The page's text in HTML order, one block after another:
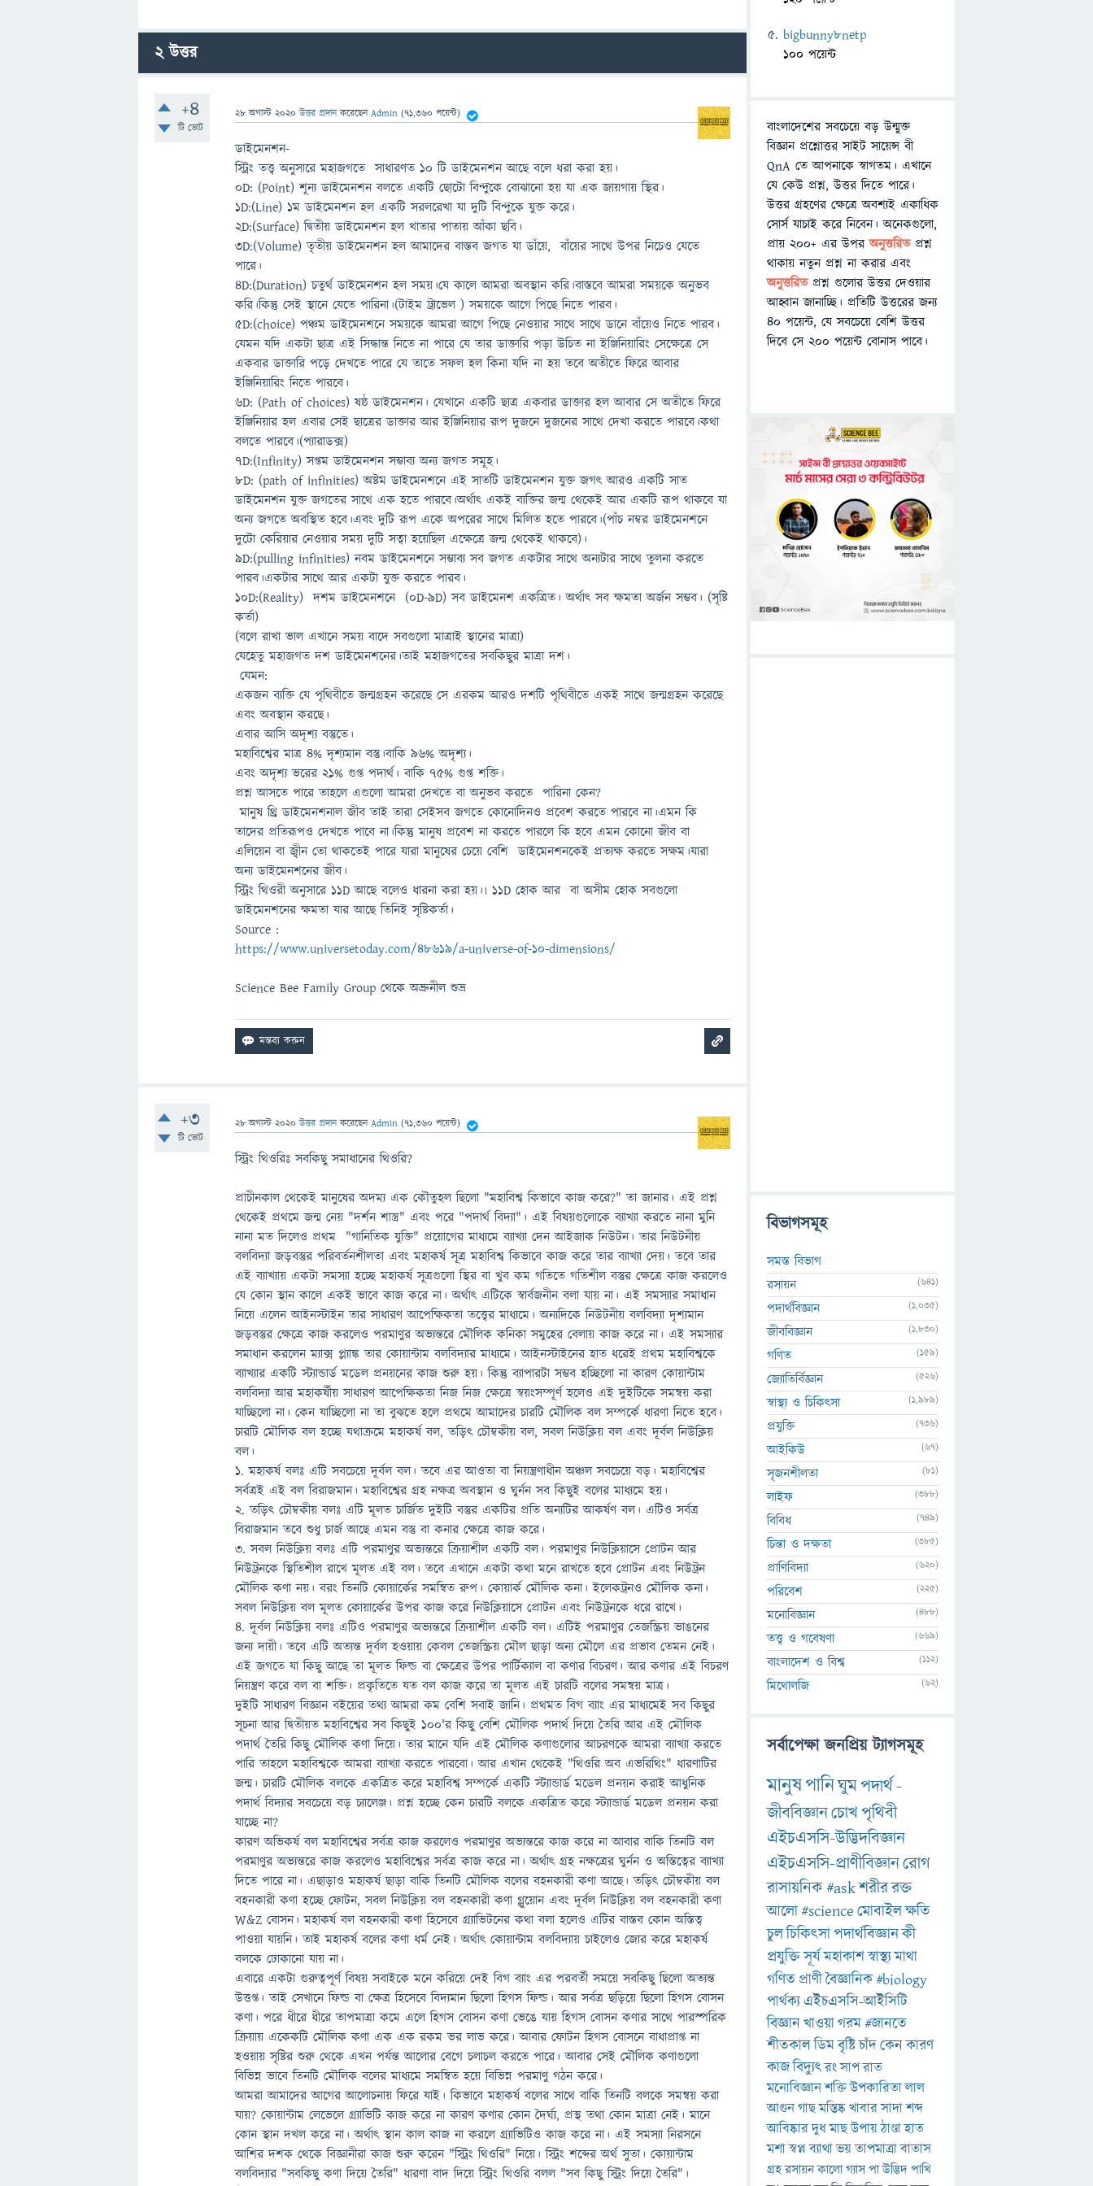
2উত্তর
+4
টি ভোট
28 অগাস্ট 2020 উত্তর প্রদান করেছেনAdmin (71,360 পয়েন্ট)
ডাইমেনশন-
স্ট্রিং তত্ত্ব অনুসারে মহাজগতে সাধারণত ১০ টি ডাইমেনশন আছে বলে ধরা করা হয়।
0D: (Point) শূন্য ডাইমেনশন বলতে একটি ছোটো বিন্দুকে বোঝানো হয় যা এক জায়গায় স্থির।
1D:(Line) ১ম ডাইমেনশন হল একটি সরলরেখা যা দুটি বিন্দুকে যুক্ত করে।
2D:(Surface) দ্বিতীয় ডাইমেনশন হল খাতার পাতায় আঁকা ছবি।
3D:(Volume) তৃতীয় ডাইমেনশন হল আমাদের বাস্তব জগত যা ডাঁয়ে, বাঁয়ের সাথে উপর নিচেও যেতে
পারে।
4D:(Duration) চতুর্থ ডাইমেনশন হল সময়।যে কালে আমরা অবস্থান করি।বাস্তবে আমরা সময়কে অনুভব
করি।কিন্তু সেই স্থানে যেতে পারিনা।(টাইম ট্রাভেল ) সময়কে আগে পিছে নিতে পারব।
5D:(choice) পঞ্চম ডাইমেনশনে সময়কে আমরা আগে পিছে নেওয়ার সাথে সাথে ডানে বাঁয়েও নিতে পারব।
যেমন যদি একটা ছাত্র এই সিদ্ধান্ত নিতে না পারে যে তার ডাক্তারি পড়া উচিত না ইঞ্জিনিয়ারিং সেক্ষেত্রে সে
একবার ডাক্তারি পড়ে দেখতে পারে যে তাতে সফল হল কিনা যদি না হয় তবে অতীতে ফিরে আবার
ইঞ্জিনিয়ারিং নিতে পারবে।
6D: (Path of choices) ষষ্ঠ ডাইমেনশন। যেখানে একটি ছাত্র একবার ডাক্তার হল আবার সে অতীতে ফিরে
ইঞ্জিনিয়ার হল এবার সেই ছাত্রের ডাক্তার আর ইঞ্জিনিয়ার রূপ দুজনে দুজনের সাথে দেখা করতে পারবে।কথা
বলতে পারবে।(প্যারাডক্স)
7D:(Infinity) সপ্তম ডাইমেনশন সম্ভাব্য অন্য জগত সমূহ।
8D: (path of infinities) অষ্টম ডাইমেনশনে এই সাতটি ডাইমেনশন যুক্ত জগৎ আরও একটি সাত
ডাইমেনশন যুক্ত জগতের সাথে এক হতে পারবে।অর্থাৎ একই ব্যক্তির জন্ম থেকেই আর একটি রূপ থাকবে যা
অন্য জগতে অবস্থিত হবে।এবং দুটি রূপ একে অপরের সাথে মিলিত হতে পারবে।(পাঁচ নম্বর ডাইমেনশনে
দুটো কেরিয়ার নেওয়ার সময় দুটি সত্বা হয়েছিল এক্ষেত্রে জন্ম থেকেই থাকবে)।
9D:(pulling infinities) নবম ডাইমেনশনে সম্ভাব্য সব জগত একটার সাথে অন্যটার সাথে তুলনা করতে
পারব।একটার সাথে আর একটা যুক্ত করতে পারব।
10D:(Reality) দশম ডাইমেনশনে (0D-9D) সব ডাইমেনশ একত্রিত। অর্থাৎ সব ক্ষমতা অর্জন সম্ভব। (সৃষ্টি
কর্তা)
(বলে রাখা ভাল এখানে সময় বাদে সবগুলো মাত্রাই স্থানের মাত্রা)
যেহেতু মহাজগত দশ ডাইমেনশনের।তাই মহাজগতের সবকিছুর মাত্রা দশ।
যেমন:
একজন ব্যক্তি যে পৃথিবীতে জন্মগ্রহন করেছে সে এরকম আরও দশটি পৃথিবীতে একই সাথে জন্মগ্রহন করেছে
এবং অবস্থান করছে।
এবার আসি অদৃশ্য বস্তুতে।
মহাবিশ্বের মাত্র ৪% দৃশ্যমান বস্তু।বাকি ৯৬% অদৃশ্য।
এবং অদৃশ্য ভরের ২১% গুপ্ত পদার্থ। বাকি ৭৫% গুপ্ত শক্তি।
প্রশ্ন আসতে পারে তাহলে এগুলো আমরা দেখতে বা অনুভব করতে পারিনা কেন?
মানুষ থ্রি ডাইমেনশনাল জীব তাই তারা সেইসব জগতে কোনোদিনও প্রবেশ করতে পারবে না।এমন কি
তাদের প্রতিরূপও দেখতে পাবে না।কিন্তু মানুষ প্রবেশ না করতে পারলে কি হবে এমন কোনো জীব বা
এলিয়েন বা জ্বীন তো থাকতেই পারে যারা মানুষের চেয়ে বেশি ডাইমেনশনকেই প্রত্যক্ষ করতে সক্ষম।যারা
অন্য ডাইমেনশনের জীব।
স্ট্রিং থিওরী অনুসারে 11D আছে বলেও ধারনা করা হয়।৷ 11D হোক আর বা অসীম হোক সবগুলো
ডাইমেনশনের ক্ষমতা যার আছে তিনিই সৃষ্টিকর্তা।
Source :
https://www.universetoday.com/48619/a-universe-of-10-dimensions/
Science Bee Family Group থেকেঅভ্রুনীল শুভ্র
+3
টি ভোট
28 অগাস্ট 2020 উত্তর প্রদান করেছেনAdmin (71,360 পয়েন্ট)
স্ট্রিং থিওরিঃ সবকিছু সমাধানের থিওরি?
প্রাচীনকাল থেকেই মানুষের অদম্য এক কৌতুহল ছিলো "মহাবিশ্ব কিভাবে কাজ করে?" তা জানার। এই প্রশ্ন
থেকেই প্রথমে জন্ম নেয় "দর্শন শাস্ত্র" এবং পরে "পদার্থ বিদ্যা"। এই বিষয়গুলোকে ব্যাখ্যা করতে নানা মুনি
নানা মত দিলেও প্রথম "গানিতিক যুক্তি" প্রয়োগের মাধ্যমে ব্যাখ্যা দেন আইজাক নিউটন। তার নিউটনীয়
বলবিদ্যা জড়বস্তুর পরিবর্তনশীলতা এবং মহাকর্ষ সূত্র মহাবিশ্ব কিভাবে কাজ করে তার ব্যাখ্যা দেয়। তবে তার
এই ব্যাখ্যায় একটা সমস্যা হচ্ছে মহাকর্ষ সূত্রগুলো স্থির বা খুব কম গতিতে গতিশীল বস্তুর ক্ষেত্রে কাজ করলেও
যে কোন স্থান কালে একই ভাবে কাজ করে না। অর্থাৎ এটিকে স্বার্বজনীন বলা যায় না। এই সমস্যার সমাধান
নিয়ে এলেন আইনস্টাইন তার সাধারণ আপেক্ষিকতা তত্ত্বের মাধ্যমে। অন্যদিকে নিউটনীয় বলবিদ্যা দৃশ্যমান
জড়বস্তুর ক্ষেত্রে কাজ করলেও পরমাণুর অভ্যন্তরে মৌলিক কনিকা সমুহের বেলায় কাজ করে না। এই সমস্যার
সমাধান করলেন ম্যাক্স প্ল্যাঙ্ক তার কোয়ান্টাম বলবিদ্যার মাধ্যমে। আইনস্টাইনের হাত ধরেই প্রথম মহাবিশ্বকে
ব্যাখ্যার একটি স্ট্যান্ডার্ড মডেল প্রনয়নের কাজ শুরু হয়। কিন্তু ব্যাপারটা সম্ভব হচ্ছিলো না কারণ কোয়ান্টাম
বলবিদ্যা আর মহাকর্ষীয় সাধারণ আপেক্ষিকতা নিজ নিজ ক্ষেত্রে স্বয়ংসম্পূর্ণ হলেও এই দুইটিকে সমন্বয় করা
যাচ্ছিলো না। কেন যাচ্ছিলো না তা বুঝতে হলে প্রথমে আমাদের চারটি মৌলিক বল সম্পর্কে ধারণা নিতে হবে।
চারটি মৌলিক বল হচ্ছে যথাক্রমে মহাকর্ষ বল, তড়িৎ চৌম্বকীয় বল, সবল নিউক্লিয় বল এবং দূর্বল নিউক্লিয়
বল।
১. মহাকর্ষ বলঃ এটি সবচেয়ে দূর্বল বল। তবে এর আওতা বা নিয়ন্ত্রণাধীন অঞ্চল সবচেয়ে বড়। মহাবিশ্বের
সর্বত্রই এই বল বিরাজমান। মহাবিশ্বের গ্রহ নক্ষত্র অবস্থান ও ঘুর্নন সব কিছুই বলের মাধ্যমে হয়।
২. তড়িৎ চৌম্বকীয় বলঃ এটি মূলত চার্জিত দুইটি বস্তুর একটির প্রতি অন্যটির আকর্ষণ বল। এটিও সর্বত্র
বিরাজমান তবে শুধু চার্জ আছে এমন বস্তু বা কনার ক্ষেত্রে কাজ করে।
৩. সবল নিউক্লিয় বলঃ এটি পরমাণুর অভ্যন্তরে ক্রিয়াশীল একটি বল। পরমাণুর নিউক্লিয়াসে প্রোটন আর
নিউট্রনকে স্থিতিশীল রাখে মূলত এই বল। তবে এখানে একটা কথা মনে রাখতে হবে প্রোটন এবং নিউট্রন
মৌলিক কণা নয়। বরং তিনটি কোয়ার্কের সমন্বিত রুপ। কোয়ার্ক মৌলিক কনা। ইলেকট্রনও মৌলিক কনা।
সবল নিউক্লিয় বল মূলত কোয়ার্কের উপর কাজ করে নিউক্লিয়াসে প্রোটন এবং নিউট্রনকে ধরে রাখে।
৪. দূর্বল নিউক্লিয় বলঃ এটিও পরমাণুর অভ্যন্তরে ক্রিয়াশীল একটি বল। এটিই পরমাণুর তেজস্ক্রিয় ভাঙনের
জন্য দায়ী। তবে এটি অত্যন্ত দূর্বল হওয়ায় কেবল তেজস্ক্রিয় মৌল ছাড়া অন্য মৌলে এর প্রভাব তেমন নেই।
এই জগতে যা কিছু আছে তা মূলত ফিল্ড বা ক্ষেত্রের উপর পার্টিক্যাল বা কণার বিচরণ। আর কণার এই বিচরণ
নিয়ন্ত্রণ করে বল বা শক্তি। প্রকৃতিতে যত বল কাজ করে তা মূলত এই চারটি বলের সমন্বয় মাত্র।
দুইটি সাধারণ বিজ্ঞান বইয়ের তথ্য আমরা কম বেশি সবাই জানি। প্রথমত বিগ ব্যাং এর মাধ্যমেই সব কিছুর
সূচনা আর দ্বিতীয়ত মহাবিশ্বের সব কিছুই ১০০'র কিছু বেশি মৌলিক পদার্থ দিয়ে তৈরি আর এই মৌলিক
পদার্থ তৈরি কিছু মৌলিক কণা দিয়ে। তার মানে যদি এই মৌলিক কণাগুলোর আচরণকে আমরা ব্যাখ্যা করতে
পারি তাহলে মহাবিশ্বকে আমরা ব্যাখ্যা করতে পারবো। আর এখান থেকেই "থিওরি অব এভরিথিং" ধারণাটির
জন্ম। চারটি মৌলিক বলকে একত্রিত করে মহাবিশ্ব সম্পর্কে একটি স্ট্যান্ডার্ড মডেল প্রনয়ন করাই আধুনিক
পদার্থ বিদ্যার সবচেয়ে বড় চ্যালেঞ্জ। প্রশ্ন হচ্ছে কেন চারটি বলকে একত্রিত করে স্ট্যান্ডার্ড মডেল প্রনয়ন করা
যাচ্ছে না?
কারণ অভিকর্ষ বল মহাবিশ্বের সর্বত্র কাজ করলেও পরমাণুর অভ্যন্তরে কাজ করে না আবার বাকি তিনটি বল
পরমাণুর অভ্যন্তরে কাজ করলেও মহাবিশ্বের সর্বত্র কাজ করে না। অর্থাৎ গ্রহ নক্ষত্রের ঘুর্নন ও অস্তিত্বের ব্যাখ্যা
দিতে পারে না। এছাড়াও মহাকর্ষ ছাড়া বাকি তিনটি মৌলিক বলের বহনকারী কণা আছে। তড়িৎ চৌম্বকীয় বল
বহনকারী কণা হচ্ছে ফোটন, সবল নিউক্লিয় বল বহনকারী কণা গ্লুয়োন এবং দূর্বল নিউক্লিয় বল বহনকারী কণা
W&Z বোসন। মহাকর্ষ বল বহনকারী কণা হিসেবে গ্র‍্যাভিটনের কথা বলা হলেও এটির বাস্তব কোন অস্তিত্ব
পাওয়া যায়নি। তাই মহাকর্ষ বলের কণা ধর্ম নেই। অর্থাৎ কোয়ান্টাম বলবিদ্যায় চাইলেও জোর করে মহাকর্ষ
বলকে ঢোকানো যায় না।
এবারে একটা গুরুত্বপূর্ণ বিষয় সবাইকে মনে করিয়ে দেই বিগ ব্যাং এর পরবর্তী সময়ে সবকিছু ছিলো অত্যন্ত
উত্তপ্ত। তাই সেখানে ফিল্ড বা ক্ষেত্র হিসেবে বিদ্যমান ছিলো হিগস ফিল্ড। আর সর্বত্র ছড়িয়ে ছিলো হিগস বোসন
কণা। পরে ধীরে ধীরে তাপমাত্রা কমে এলে হিগস বোসন কণা ভেঙে যায় হিগস বোসন কণার সাথে পারস্পরিক
ক্রিয়ায় একেকটি মৌলিক কণা এক এক রকম ভর লাভ করে। আবার ফোটন হিগস বোসনে বাধাপ্রাপ্ত না
হওয়ায় সৃষ্টির শুরু থেকে এখন পর্যন্ত আলোর বেগে চলাচল করতে পারে। আবার সেই মৌলিক কণাগুলো
বিভিন্ন ভাবে তিনটি মৌলিক বলের মাধ্যমে সমন্বিত হয়ে বিভিন্ন পরমাণু গঠন করে।
আমরা আমাদের আগের আলোচনায় ফিরে যাই। কিভাবে মহাকর্ষ বলের সাথে বাকি তিনটি বলকে সমন্বয় করা
যায়? কোয়ান্টাম লেভেলে গ্র‍্যাভিটি কাজ করে না কারণ কণার কোন দৈর্ঘ্য, প্রস্থ তথা কোন মাত্রা নেই। মানে
কোন স্থান দখল করে না। অর্থাৎ স্থান কাল কাজ না করলে গ্র‍্যাভিটিও কাজ করে না। এই সমস্যা নিরসনে
আশির দশক থেকে বিজ্ঞানীরা কাজ শুরু করেন "স্ট্রিং থিওরি" নিয়ে। স্ট্রিং শব্দের অর্থ সুতা। কোয়ান্টাম
বলবিদ্যার "সবকিছু কণা দিয়ে তৈরি" ধারণা বাদ দিয়ে স্ট্রিং থিওরি বলল "সব কিছু স্ট্রিং দিয়ে তৈরি"।
bigbunny8netp
100 পয়েন্ট
বাংলাদেশের সবচেয়ে বড় উন্মুক্ত
বিজ্ঞান প্রশ্নোত্তর সাইট সায়েন্স বী
QnA তে আপনাকে স্বাগতম। এখানে
যে কেউ প্রশ্ন, উত্তর দিতে পারে।
উত্তর গ্রহণের ক্ষেত্রে অবশ্যই একাধিক
সোর্স যাচাই করে নিবেন। অনেকগুলো,
প্রায় ২০০+ এর উপরঅনুত্তরিতপ্রশ্ন
থাকায় নতুন প্রশ্ন না করার এবং
অনুত্তরিত প্রশ্ন গুলোর উত্তর দেওয়ার
আহ্বান জানাচ্ছি। প্রতিটি উত্তরের জন্য
৪০ পয়েন্ট, যে সবচেয়ে বেশি উত্তর
দিবে সে ২০০ পয়েন্ট বোনাস পাবে।
বিভাগসমূহ
সমস্ত বিভাগ
রসায়ন
(641)
পদার্থবিজ্ঞান (1,035)
জীববিজ্ঞান (1,830)
গণিত (159)
জ্যোতির্বিজ্ঞান (526)
স্বাস্থ্য ও চিকিৎসা (1,989)
প্রযুক্তি (736)
আইকিউ (67)
সৃজনশীলতা (81)
লাইফ (388)
বিবিধ (749)
চিন্তা ও দক্ষতা (385)
প্রাণিবিদ্যা (620)
পরিবেশ (225)
মনোবিজ্ঞান (488)
তত্ত্ব ও গবেষণা (669)
বাংলাদেশ ও বিশ্ব (112)
মিথোলজি (62)
সর্বাপেক্ষা জনপ্রিয় ট্যাগসমূহ
মানুষপানিঘুমপদার্থ-
জীববিজ্ঞানচোখপৃথিবী
এইচএসসি-উদ্ভিদবিজ্ঞান
এইচএসসি-প্রাণীবিজ্ঞানরোগ
রাসায়নিক#askশরীররক্ত
আলো#scienceমোবাইলক্ষতি
চুলচিকিৎসাপদার্থবিজ্ঞানকী
প্রযুক্তিসূর্যমহাকাশস্বাস্থ্যমাথা
গণিত প্রাণীবৈজ্ঞানিক#biology
পার্থক্য এইচএসসি-আইসিটি
বিজ্ঞানখাওয়াগরম#জানতে
শীতকালডিমবৃষ্টিচাঁদকেনকারণ
কাজবিদ্যুৎরংসাপরাত
মনোবিজ্ঞানশক্তিউপকারিতালাল
আগুনগাছমস্তিষ্কখাবারসাদাশব্দ
আবিষ্কারদুধমাছউপায়ঠাণ্ডাহাত
মশাস্বপ্নব্যাথাভয়তাপমাত্রাবাতাস
গ্রহরসায়নকালোগ্যাসপাউদ্ভিদপাখি